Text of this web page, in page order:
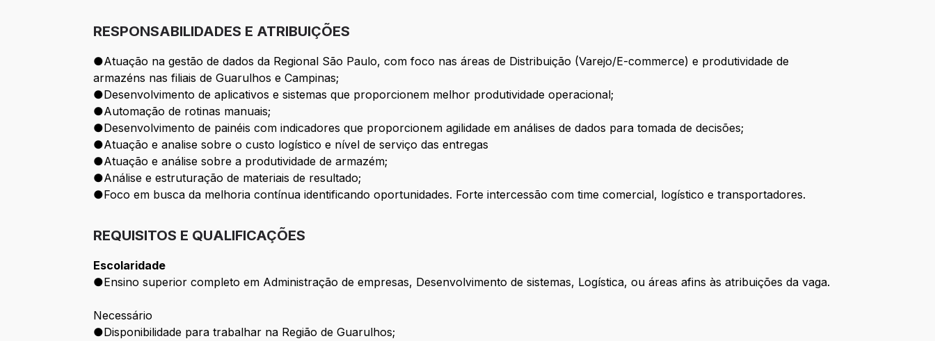
RESPONSABILIDADES E ATRIBUIÇÕES
●Atuação na gestão de dados da Regional São Paulo, com foco nas áreas de Distribuição (Varejo/E-commerce) e produtividade de
armazéns nas filiais de Guarulhos e Campinas;
●Desenvolvimento de aplicativos e sistemas que proporcionem melhor produtividade operacional;
●Automação de rotinas manuais;
●Desenvolvimento de painéis com indicadores que proporcionem agilidade em análises de dados para tomada de decisões;
●Atuação e analise sobre o custo logístico e nível de serviço das entregas
●Atuação e análise sobre a produtividade de armazém;
●Análise e estruturação de materiais de resultado;
●Foco em busca da melhoria contínua identificando oportunidades. Forte intercessão com time comercial, logístico e transportadores.
REQUISITOS E QUALIFICAÇÕES
Escolaridade
●Ensino superior completo em Administração de empresas, Desenvolvimento de sistemas, Logística, ou áreas afins às atribuições da vaga.
Necessário
●Disponibilidade para trabalhar na Região de Guarulhos;